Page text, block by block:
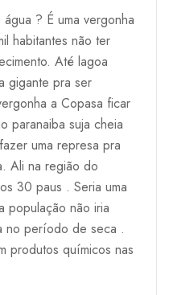
? É uma vergonha
habitantes não ter
Até lagoa
gigante pra ser
a Copasa ficar
paranaiba suja cheia
uma represa pra
Ali na região do
30 paus . Seria uma
população não iria
no período de seca .
produtos químicos nas